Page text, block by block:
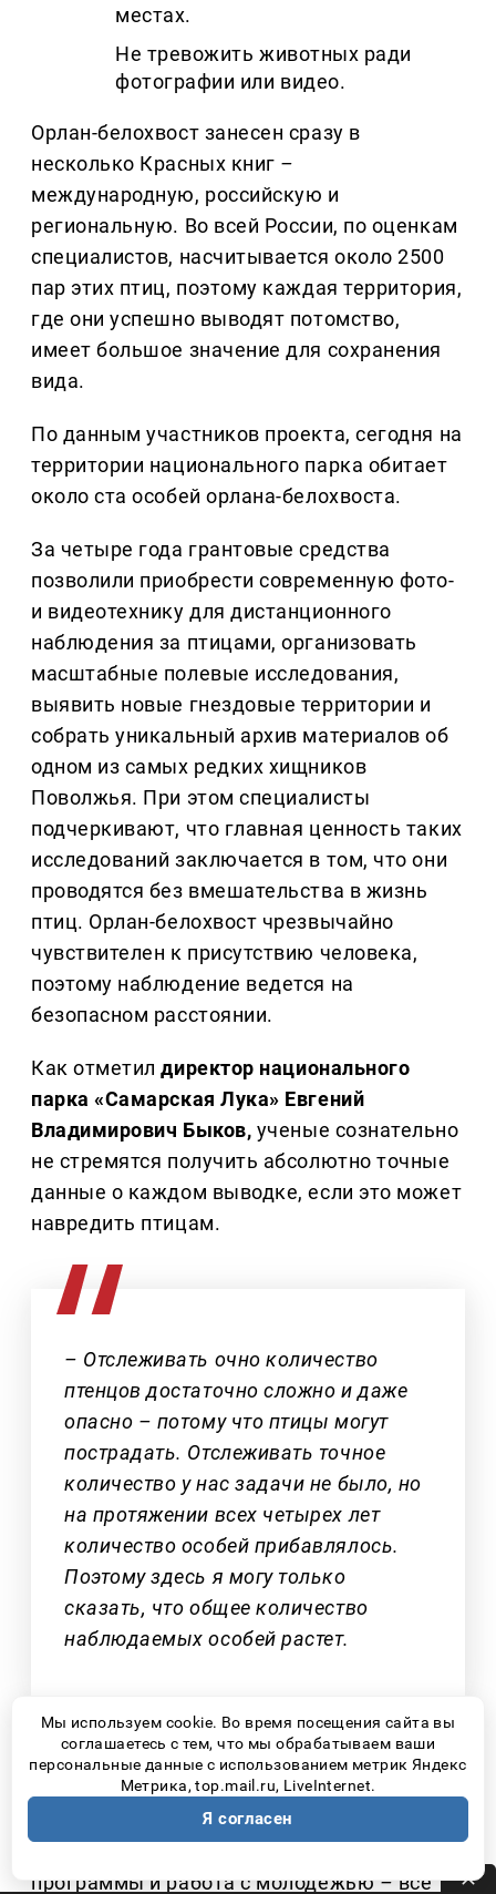
местах.
Не тревожить животных ради
фотографии или видео.
Орлан-белохвост занесен сразу в
несколько Красных книг –
международную, российскую и
региональную. Во всей России, по оценкам
специалистов, насчитывается около 2500
пар этих птиц, поэтому каждая территория,
где они успешно выводят потомство,
имеет большое значение для сохранения
вида.
По данным участников проекта, сегодня на
территории национального парка обитает
около ста особей орлана-белохвоста.
За четыре года грантовые средства
позволили приобрести современную фото-
и видеотехнику для дистанционного
наблюдения за птицами, организовать
масштабные полевые исследования,
выявить новые гнездовые территории и
собрать уникальный архив материалов об
одном из самых редких хищников
Поволжья. При этом специалисты
подчеркивают, что главная ценность таких
исследований заключается в том, что они
проводятся без вмешательства в жизнь
птиц. Орлан-белохвост чрезвычайно
чувствителен к присутствию человека,
поэтому наблюдение ведется на
безопасном расстоянии.
Как отметилдиректор национального
парка «Самарская Лука» Евгений
Владимирович Быков, ученые сознательно
не стремятся получить абсолютно точные
данные о каждом выводке, если это может
навредить птицам.
– Отслеживать очно количество
птенцов достаточно сложно и даже
опасно – потому что птицы могут
пострадать. Отслеживать точное
количество у нас задачи не было, но
на протяжении всех четырех лет
количество особей прибавлялось.
Поэтому здесь я могу только
сказать, что общее количество
наблюдаемых особей растет.
Охрана редких видов требует не разовых
акций, а системной работы. Исследования,
научное сопровождение, современное
программы и работа с молодежью–все
Мы используем cookie. Во время посещения сайта вы
соглашаетесь с тем, что мы обрабатываем ваши
персональные данные с использованием метрик Яндекс
Метрика, top.mail.ru, LiveInternet.
Я согласен